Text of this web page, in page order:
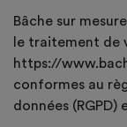
Bâche sur
le traitement de
https://
conformes au
données